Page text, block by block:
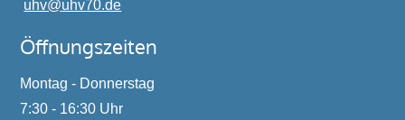
uhv@uhv70.de
Öffnungszeiten
Montag - Donnerstag
7:30 - 16:30 Uhr